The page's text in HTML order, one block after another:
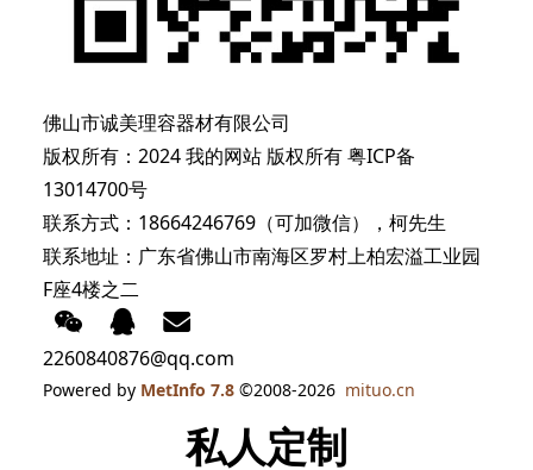
佛山市诚美理容器材有限公司
版权所有：2024 我的网站 版权所有粤ICP备
13014700号
联系方式：18664246769（可加微信），柯先生
联系地址：广东省佛山市南海区罗村上柏宏溢工业园
F座4楼之二
2260840876@qq.com
Powered by MetInfo 7.8 ©2008-2026 mituo.cn
私人定制